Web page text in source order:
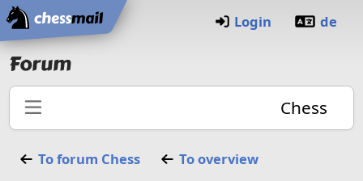
Home
Login de
Forum
Chess
To forum Chess
To overview